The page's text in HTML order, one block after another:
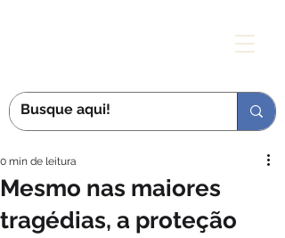
Mesmo nas maiores
tragédias, a proteção
0 min de leitura